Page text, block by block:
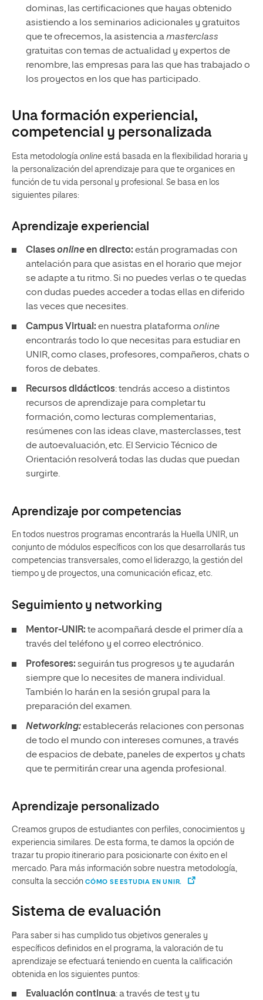
dominas, las certificaciones que hayas obtenido
asistiendo a los seminarios adicionales y gratuitos
que te ofrecemos, la asistencia amasterclass
gratuitas con temas de actualidad y expertos de
renombre, las empresas para las que has trabajado o
los proyectos en los que has participado.
Una formación experiencial,
competencial y personalizada
Esta metodología online está basada en la flexibilidad horaria y
la personalización del aprendizaje para que te organices en
función de tu vida personal y profesional. Se basa en los
siguientes pilares:
Aprendizaje experiencial
Clasesonlineen directo: están programadas con
antelación para que asistas en el horario que mejor
se adapte a tu ritmo. Si no puedes verlas o te quedas
con dudas puedes acceder a todas ellas en diferido
las veces que necesites.
Campus Virtual: en nuestra plataformaonline
encontrarás todo lo que necesitas para estudiar en
UNIR, como clases, profesores, compañeros, chats o
foros de debates.
Recursos didácticos: tendrás acceso a distintos
recursos de aprendizaje para completar tu
formación, como lecturas complementarias,
resúmenes con las ideas clave, masterclasses, test
de autoevaluación, etc. El Servicio Técnico de
Orientación resolverá todas las dudas que puedan
surgirte.
Aprendizaje por competencias
En todos nuestros programas encontrarás la Huella UNIR, un
conjunto de módulos específicos con los que desarrollarás tus
competencias transversales, como el liderazgo, la gestión del
tiempo y de proyectos, una comunicación eficaz, etc.
Seguimiento y networking
Mentor-UNIR: te acompañará desde el primer día a
través del teléfono y el correo electrónico.
Profesores: seguirán tus progresos y te ayudarán
siempre que lo necesites de manera individual.
También lo harán en la sesión grupal para la
preparación del examen.
Networking:establecerás relaciones con personas
de todo el mundo con intereses comunes, a través
de espacios de debate, paneles de expertos y chats
que te permitirán crear una agenda profesional.
Aprendizaje personalizado
Creamos grupos de estudiantes con perfiles, conocimientos y
experiencia similares. De esta forma, te damos la opción de
trazar tu propio itinerario para posicionarte con éxito en el
mercado. Para más información sobre nuestra metodología,
consulta la sección CÓMO SE ESTUDIA EN UNIR.
Sistema de evaluación
Para saber si has cumplido tus objetivos generales y
específicos definidos en el programa, la valoración de tu
aprendizaje se efectuará teniendo en cuenta la calificación
obtenida en los siguientes puntos:
Evaluación continua: a través de test y tu